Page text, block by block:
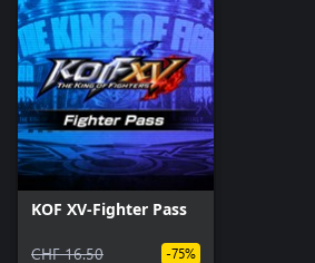
KOF XV-Fighter Pass
CHF 16.50 -75%